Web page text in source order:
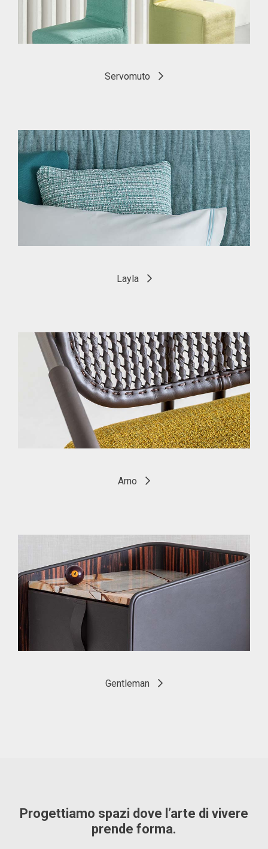
Servomuto
Layla
Arno
Gentleman
Progettiamo spazi dove l’arte di vivere
prende forma.